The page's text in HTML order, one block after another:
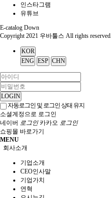
인스타그램
유튜브
E-catalog Down
Copyright 2021 우바툴스 All rights reserved.
KOR
ENG ESP CHN
LOGIN
자동로그인 및 로그인 상태 유지
소셜계정으로 로그인
네이버 로그인 카카오 로그인
쇼핑몰 바로가기
MENU
회사소개
기업소개
CEO인사말
기업가치
연혁